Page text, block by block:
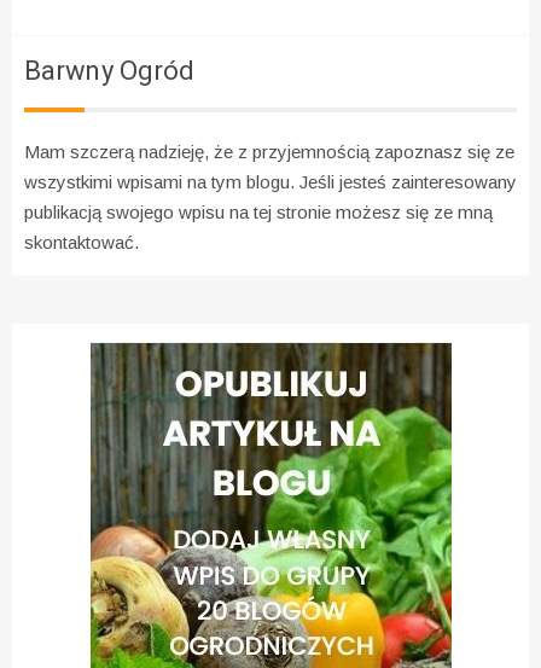
Barwny Ogród
Mam szczerą nadzieję, że z przyjemnością zapoznasz się ze
wszystkimi wpisami na tym blogu. Jeśli jesteś zainteresowany
publikacją swojego wpisu na tej stronie możesz się ze mną
skontaktować.